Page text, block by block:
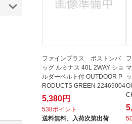
ファインプラス ボストンバ
ッグ ルミナス 40L 2WAY ショ
ルダーベルト付 OUTDOOR P
RODUCTS GREEN 22469004
5,380円
538ポイント
送料無料、 入荷次第出荷